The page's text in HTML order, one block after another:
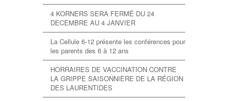
4 KORNERS SERA FERMÉ DU 24
DECEMBRE AU 4 JANVIER
La Cellule 6-12 présente les conférences pour
les parents des 6 à 12 ans
HORRAIRES DE VACCINATION CONTRE
LA GRIPPE SAISONNIÈRE DE LA RÉGION
DES LAURENTIDES